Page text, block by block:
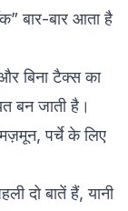
बार-बार आता है
बिना टैक्स का
बन जाती है।
पर्चे के लिए
दो बातें हैं, यानी